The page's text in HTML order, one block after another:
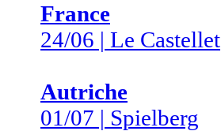
France
24/06 | Le Castellet
Autriche
01/07 | Spielberg